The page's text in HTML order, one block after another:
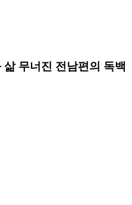
무너진 전남편의 독백